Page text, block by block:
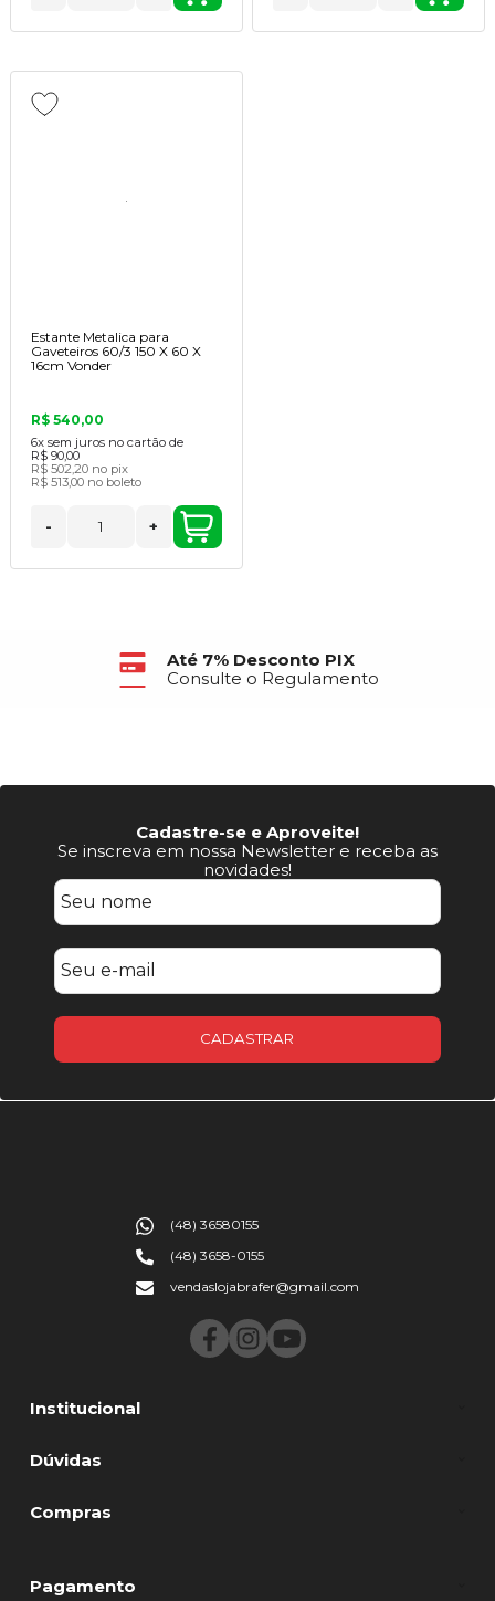
Estante Metalica para
Gaveteiros 60/3 150 X 60 X
16cm Vonder
R$ 540,00
6x sem juros no cartão de
R$ 90,00
R$ 502,20 no pix
R$ 513,00 no boleto
- +
Até 7% Desconto PIX
Consulte o Regulamento
Cadastre-se e Aproveite!
Se inscreva em nossa Newsletter e receba as
novidades!
CADASTRAR
Institucional
Dúvidas
Compras
(48) 36580155
(48) 3658-0155
vendaslojabrafer@gmail.com
Pagamento